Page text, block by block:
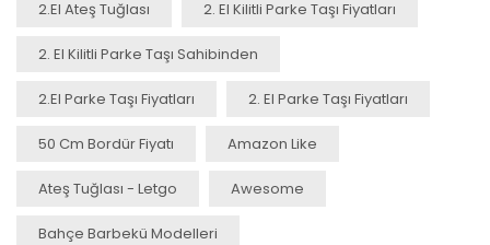
2.el Ateş Tuğlası 2. El Kilitli Parke Taşı Fiyatları
2. El Kilitli Parke Taşı Sahibinden
2.el Parke Taşı Fiyatları 2. El Parke Taşı Fiyatları
50 Cm Bordür Fiyatı Amazon Like
Ateş Tuğlası - Letgo Awesome
Bahçe Barbekü Modelleri